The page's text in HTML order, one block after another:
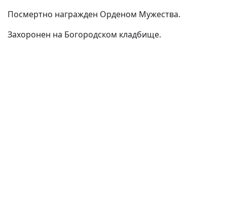
Посмертно награжден Орденом Мужества.
Захоронен на Богородском кладбище.